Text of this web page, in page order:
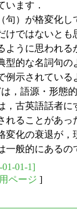
います．
）が格変化し
けではないと
ように思われ
型的な名詞句の
例示されている
，語源・形態
，古英語話者
れることがあっ
化の衰退が，
一般的にあるの
01-01-1]
ページ ]